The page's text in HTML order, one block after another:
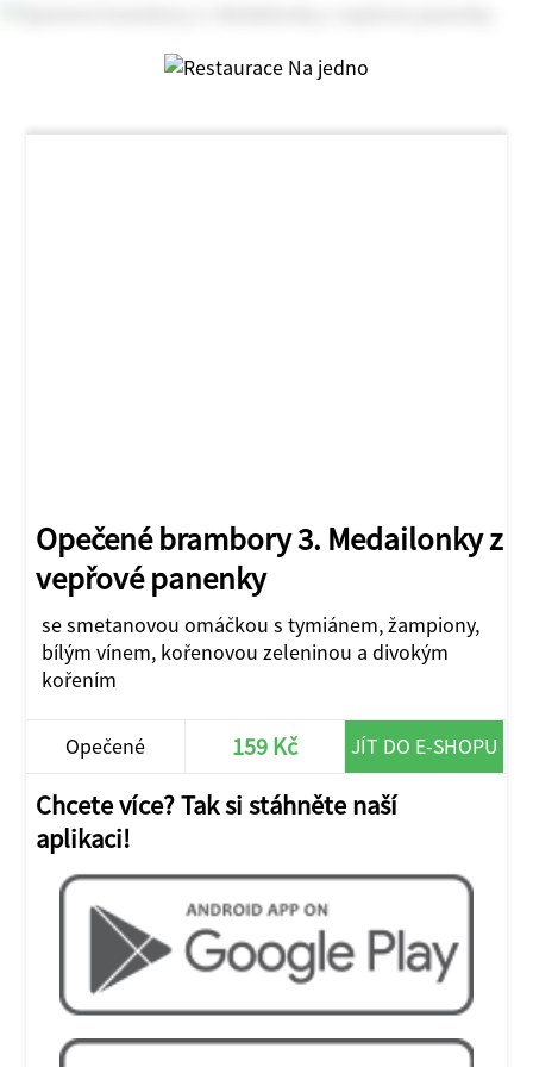
Opečené brambory 3. Medailonky z
vepřové panenky
se smetanovou omáčkou s tymiánem, žampiony,
bílým vínem, kořenovou zeleninou a divokým
kořením
Opečené
brambory
159 Kč JÍT DO E-SHOPU
Chcete více? Tak si stáhněte naší
aplikaci!